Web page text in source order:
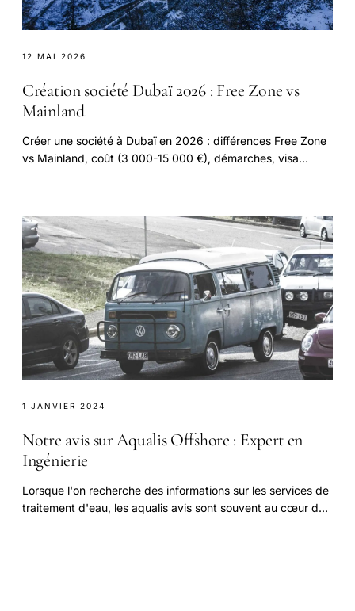
12 MAI 2026
Création société Dubaï 2026 : Free Zone vs
Mainland
Créer une société à Dubaï en 2026 : différences Free Zone
vs Mainland, coût (3 000-15 000 €), démarches, visa
1 JANVIER 2024
Notre avis sur Aqualis Offshore : Expert en
Ingénierie
Lorsque l'on recherche des informations sur les services de
traitement d'eau, les aqualis avis sont souvent au cœur des